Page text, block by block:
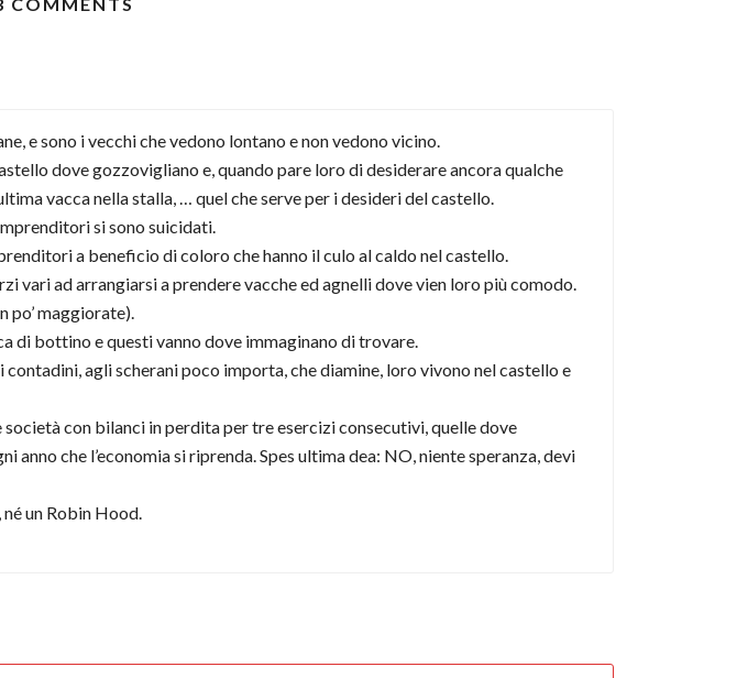
COMMENTS
e sono i vecchi che vedono lontano e non vedono vicino.
dove gozzovigliano e, quando pare loro di desiderare ancora qualche
vacca nella stalla, … quel che serve per i desideri del castello.
si sono suicidati.
a beneficio di coloro che hanno il culo al caldo nel castello.
vari ad arrangiarsi a prendere vacche ed agnelli dove vien loro più comodo.
po’ maggiorate).
di bottino e questi vanno dove immaginano di trovare.
agli scherani poco importa, che diamine, loro vivono nel castello e
con bilanci in perdita per tre esercizi consecutivi, quelle dove
che l’economia si riprenda. Spes ultima dea: NO, niente speranza, devi
un Robin Hood.